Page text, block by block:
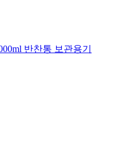
반찬통 보관용기